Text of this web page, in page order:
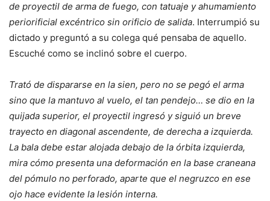
de proyectil de arma de fuego, con tatuaje y ahumamiento
periorificial excéntrico sin orificio de salida. Interrumpió su
dictado y preguntó a su colega qué pensaba de aquello.
Escuché como se inclinó sobre el cuerpo.
Trató de dispararse en la sien, pero no se pegó el arma
sino que la mantuvo al vuelo, el tan pendejo… se dio en la
quijada superior, el proyectil ingresó y siguió un breve
trayecto en diagonal ascendente, de derecha a izquierda.
La bala debe estar alojada debajo de la órbita izquierda,
mira cómo presenta una deformación en la base craneana
del pómulo no perforado, aparte que el negruzco en ese
ojo hace evidente la lesión interna.